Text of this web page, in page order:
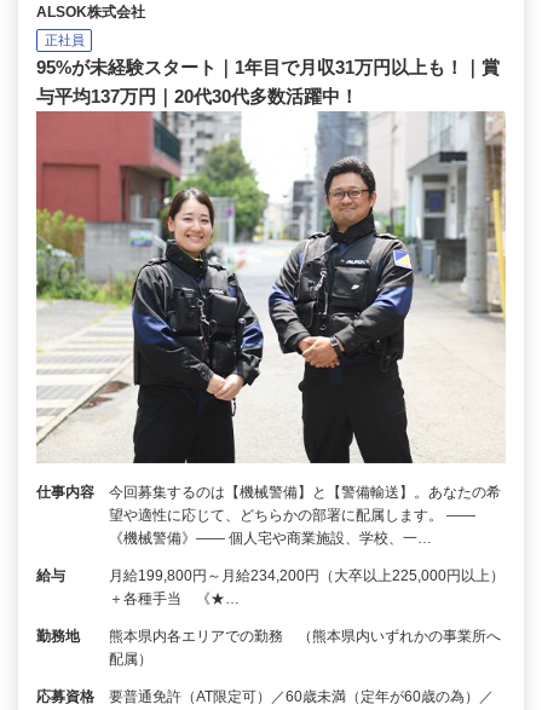
ALSOK株式会社
正社員
95%が未経験スタート｜1年目で月収31万円以上も！｜賞
与平均137万円｜20代30代多数活躍中！
仕事内容
今回募集するのは【機械警備】と【警備輸送】。あなたの希
望や適性に応じて、どちらかの部署に配属します。 ――
《機械警備》―― 個人宅や商業施設、学校、一…
給与
月給199,800円～月給234,200円（大卒以上225,000円以上）
＋各種手当 《★…
勤務地
熊本県内各エリアでの勤務 （熊本県内いずれかの事業所へ
配属）
応募資格
要普通免許（AT限定可）／60歳未満（定年が60歳の為）／